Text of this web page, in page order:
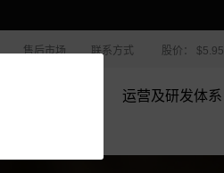
售后市场 联系方式 股价： $5.95
运营及研发体系